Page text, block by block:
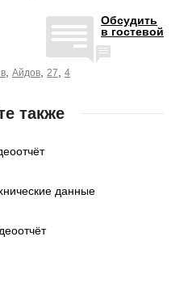
Обсудить
в гостевой
Айдов 27 4
также
данные